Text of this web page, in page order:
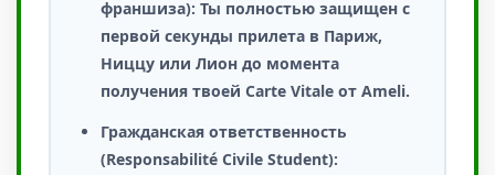
франшиза): Ты полностью защищен с
первой секунды прилета в Париж,
Ниццу или Лион до момента
получения твоей Carte Vitale от Ameli.
Гражданская ответственность
(Responsabilité Civile Student):